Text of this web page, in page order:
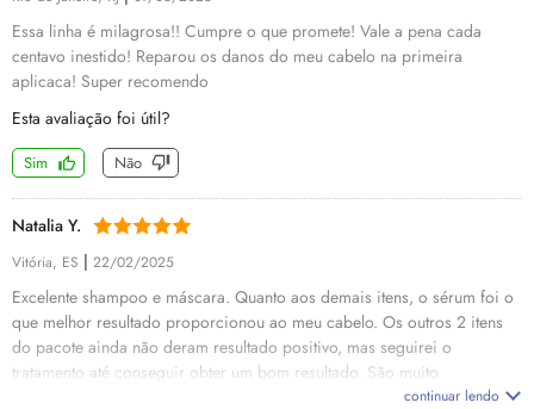
Essa linha é milagrosa!! Cumpre o que promete! Vale a pena cada
centavo inestido! Reparou os danos do meu cabelo na primeira
aplicaca! Super recomendo
Esta avaliação foi útil?
Sim Não
Natalia Y.
Vitória, ES | 22/02/2025
Excelente shampoo e máscara. Quanto aos demais itens, o sérum foi o
que melhor resultado proporcionou ao meu cabelo. Os outros 2 itens
do pacote ainda não deram resultado positivo, mas seguirei o
tratamento até conseguir obter um bom resultado. São muito
continuar lendo